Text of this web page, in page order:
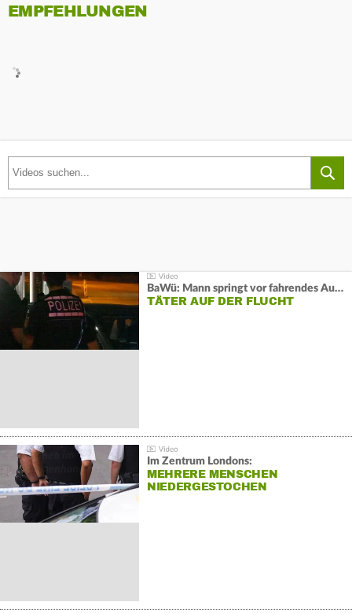
EMPFEHLUNGEN
BaWü: Mann springt vor fahrendes Auto und schießt
TÄTER AUF DER FLUCHT
Im Zentrum Londons:
MEHRERE MENSCHEN
NIEDERGESTOCHEN